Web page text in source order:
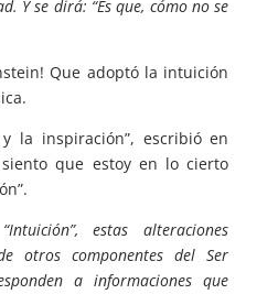
Y se dirá: “Es que, cómo no se
Que adoptó la intuición
la inspiración”, escribió en
siento que estoy en lo cierto
estas alteraciones
otros componentes del Ser
a informaciones que